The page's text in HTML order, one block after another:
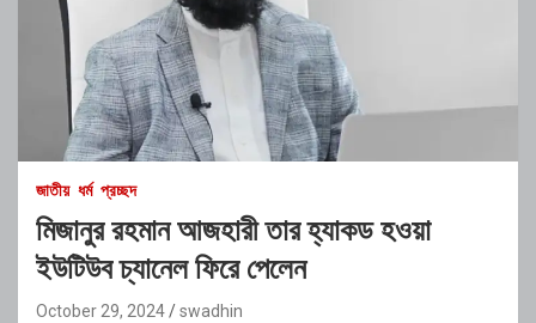
জাতীয় ধর্ম প্রচ্ছদ
মিজানুর রহমান আজহারী তার হ্যাকড হওয়া
ইউটিউব চ্যানেল ফিরে পেলেন
October 29, 2024 swadhin